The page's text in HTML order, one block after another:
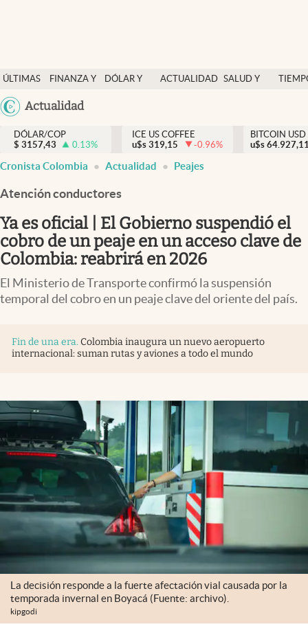
ÚLTIMAS
NOTICIAS
FINANZA Y
DÓLAR Y
ACTUALIDAD SALUD Y
México
Actualidad
Salud y nutrición
Vida espiritual
Actualidad
Colombia
DÓLAR/COP
$ 3157,43 0.13%
ICE US COFFEE
u$s 319,15 -0.96%
BITCOIN USD
u$s
Cronista Colombia Actualidad Peajes
Atención conductores
Ya es oficial | El Gobierno suspendió el
cobro de un peaje en un acceso clave de
Colombia: reabrirá en 2026
El Ministerio de Transporte confirmó la suspensión
temporal del cobro en un peaje clave del oriente del país.
Fin de una era. Colombia inaugura un nuevo aeropuerto
internacional: suman rutas y aviones a todo el mundo
La decisión responde a la fuerte afectación vial causada por la
temporada invernal en Boyacá (Fuente: archivo).
kipgodi